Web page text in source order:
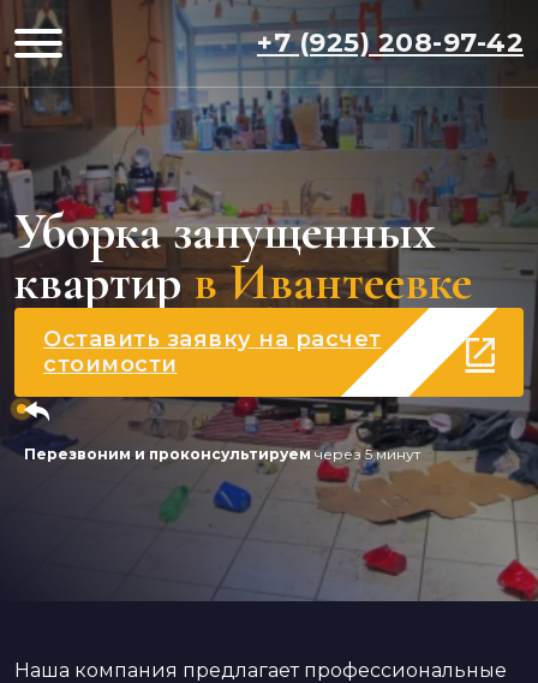
+7 (925) 208-97-42
Уборка запущенных
квартир в Ивантеевке
Оставить заявку на расчет
стоимости
Перезвоним и проконсультируемчерез 5 минут
Наша компания предлагает профессиональные